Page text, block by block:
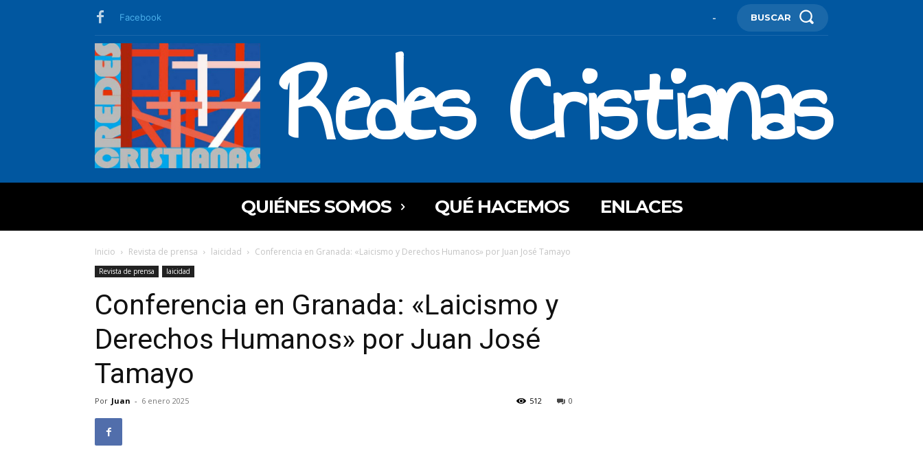
Facebook - BUSCAR
Redes Cristianas
QUIÉNES SOMOS QUÉ HACEMOS ENLACES
Inicio Revista de prensa laicidad Conferencia en Granada: «Laicismo y Derechos Humanos» por Juan José Tamayo
Revista de prensa laicidad
Conferencia en Granada: «Laicismo y
Derechos Humanos» por Juan José
Tamayo
Por Juan - 6 enero 2025 0
512